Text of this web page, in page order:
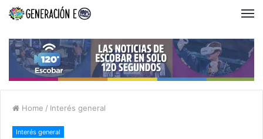
Home / Interés general
Interés general